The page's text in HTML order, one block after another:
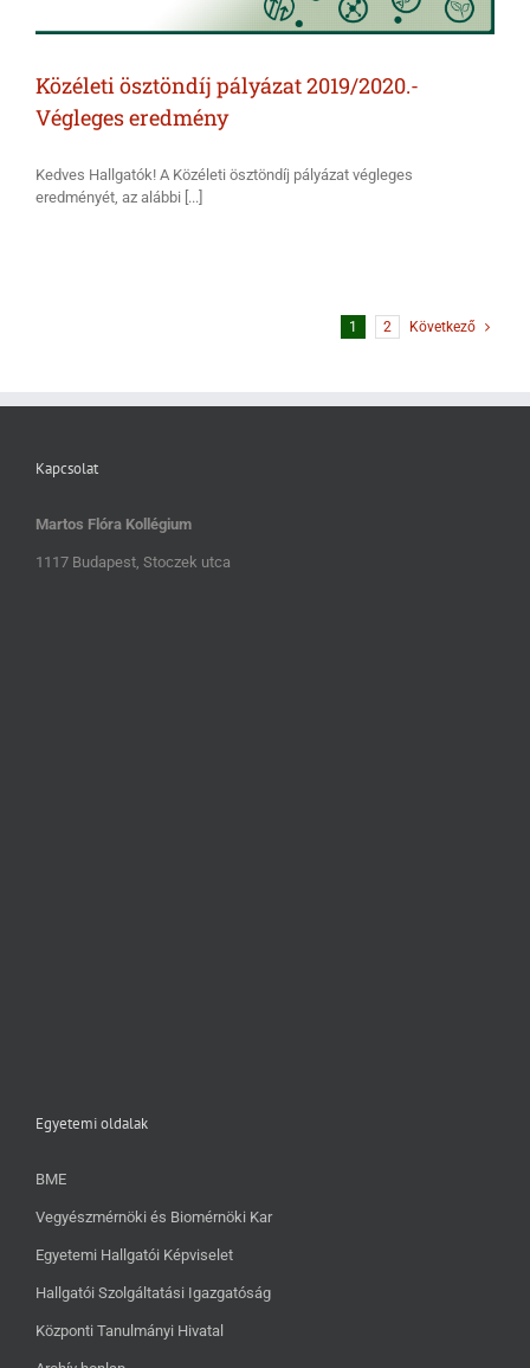
Közéleti ösztöndíj pályázat 2019/2020.-
Végleges eredmény
Kedves Hallgatók! A Közéleti ösztöndíj pályázat végleges
eredményét, az alábbi [...]
1 2 Következő
Kapcsolat
Martos Flóra Kollégium
1117 Budapest, Stoczek utca
Egyetemi oldalak
BME
Vegyészmérnöki és Biomérnöki Kar
Egyetemi Hallgatói Képviselet
Hallgatói Szolgáltatási Igazgatóság
Központi Tanulmányi Hivatal